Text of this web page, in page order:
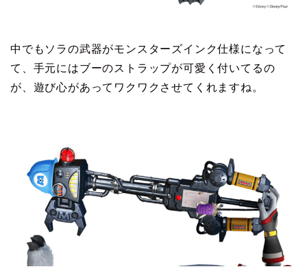
中でもソラの武器がモンスターズインク仕様になって
て、手元にはブーのストラップが可愛く付いてるの
が、遊び心があってワクワクさせてくれますね。